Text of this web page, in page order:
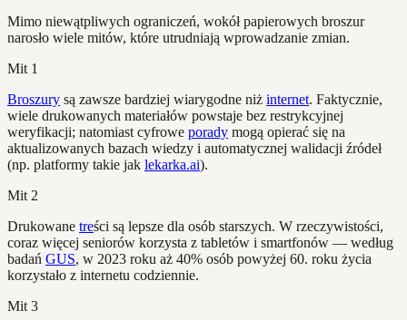
Mimo niewątpliwych ograniczeń, wokół papierowych broszur
narosło wiele mitów, które utrudniają wprowadzanie zmian.
Mit 1
Broszury są zawsze bardziej wiarygodne niż internet. Faktycznie,
wiele drukowanych materiałów powstaje bez restrykcyjnej
weryfikacji; natomiast cyfrowe porady mogą opierać się na
aktualizowanych bazach wiedzy i automatycznej walidacji źródeł
(np. platformy takie jak lekarka.ai).
Mit 2
Drukowane treści są lepsze dla osób starszych. W rzeczywistości,
coraz więcej seniorów korzysta z tabletów i smartfonów — według
badań GUS, w 2023 roku aż 40% osób powyżej 60. roku życia
korzystało z internetu codziennie.
Mit 3